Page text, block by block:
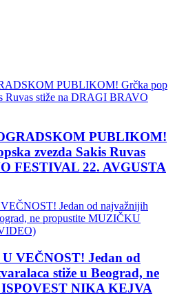
PUBLIKOM!
zvezda Sakis Ruvas
FESTIVAL 22. AVGUSTA
VEČNOST! Jedan od
stiže u Beograd, ne
NIKA KEJVA